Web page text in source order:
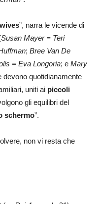
”, narra le vicende di
Susan Mayer = Teri
; Bree Van De
= Eva Longoria; e Mary
devono quotidianamente
uniti ai piccoli
gli equilibri del
schermo”.
non vi resta che